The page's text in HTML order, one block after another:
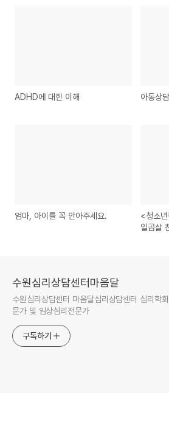
ADHD에 대한 이해 아동상
엄마, 아이를 꼭 안아주세요.
<청소
일곱살
수원심리상담센터마음달
수원심리상담센터 마음달심리상담센터 심리학
문가 및 임상심리전문가
구독하기